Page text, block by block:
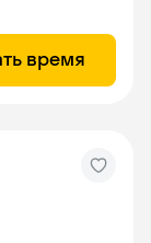
время